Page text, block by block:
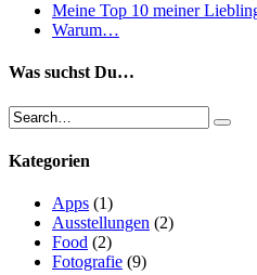
Meine Top 10 meiner
Warum…
Was suchst Du…
Kategorien
Apps (1)
Ausstellungen (2)
Food (2)
Fotografie (9)